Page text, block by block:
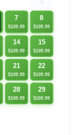
7
$109.99
8
$109.99
14
$109.99
15
$109.99
21
$109.99
22
$109.99
28
$109.99
29
$109.99